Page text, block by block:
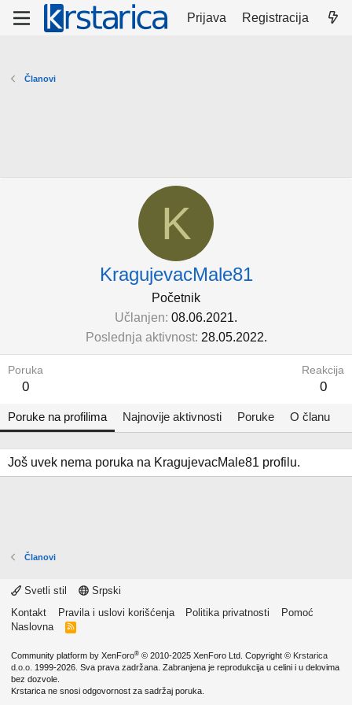
Prijava Registracija
Članovi
K
KragujevacMale81
Početnik
Učlanjen 08.06.2021.
Poslednja aktivnost 28.05.2022.
Poruka
0
Reakcija
0
Poruke na profilima Najnovije aktivnosti Poruke O članu
Još uvek nema poruka na KragujevacMale81 profilu.
Članovi
Svetli stil
Srpski
Kontakt
Pravila i uslovi korišćenja Politika privatnosti
Pomoć
Naslovna
R
Community platform by XenForo® © 2010-2025 XenForo Ltd. Copyright © Krstarica
d.o.o. 1999-2026. Sva prava zadržana. Zabranjena je reprodukcija u celini i u delovima
bez dozvole.
Krstarica ne snosi odgovornost za sadržaj poruka.